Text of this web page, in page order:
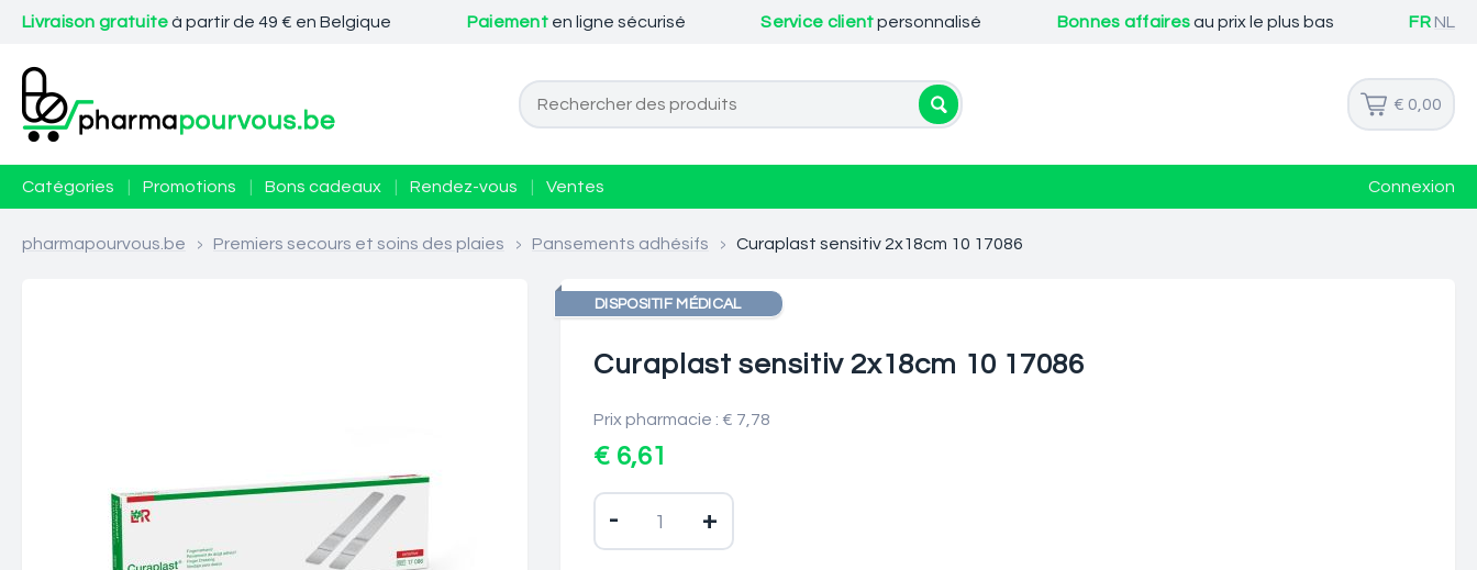
Livraison gratuiteà partir de 49 € en Belgique Paiement en ligne sécurisé Service clientpersonnalisé Bonnes affairesau prix le plus bas FR NL
€ 0,00
Catégories Promotions Bons cadeaux Rendez-vous Ventes Connexion
pharmapourvous.be > Premiers secours et soins des plaies > Pansements adhésifs > Curaplast sensitiv 2x18cm 10 17086
DISPOSITIF MÉDICAL
Curaplast sensitiv 2x18cm 10 17086
Prix pharmacie : € 7,78
€ 6,61
- +